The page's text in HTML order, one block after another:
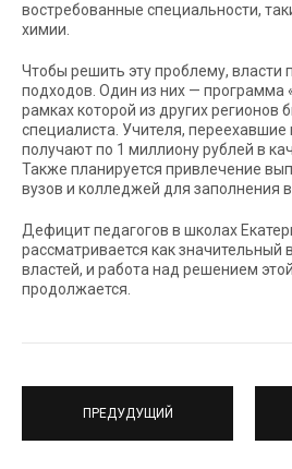
востребованные специальности,
химии.
Чтобы решить эту проблему, власти
подходов. Один из них — программа
рамках которой из других регионов
специалиста. Учителя, переехавшие
получают по 1 миллиону рублей в
Также планируется привлечение
вузов и колледжей для заполнения
Дефицит педагогов в школах
рассматривается как значительный
властей, и работа над решением
продолжается.
ПРЕДУДУЩИЙ